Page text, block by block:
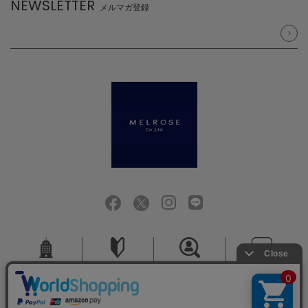
NEWSLETTER メルマガ登録
会社概要 お問い合せ